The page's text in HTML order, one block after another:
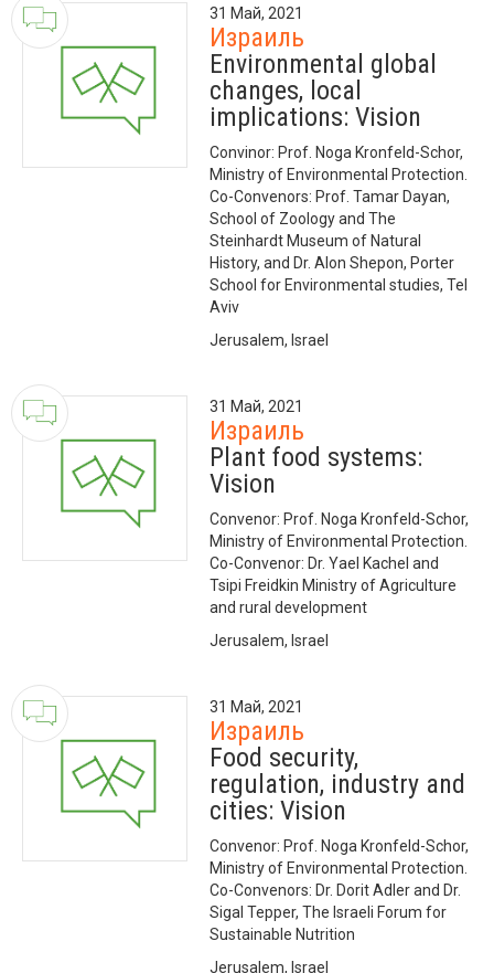
31 Май, 2021
Израиль
Environmental global
changes, local
implications: Vision
Convinor: Prof. Noga Kronfeld-Schor,
Ministry of Environmental Protection.
Co-Convenors: Prof. Tamar Dayan,
School of Zoology and The
Steinhardt Museum of Natural
History, and Dr. Alon Shepon, Porter
School for Environmental studies, Tel
Aviv
Jerusalem, Israel
31 Май, 2021
Израиль
Plant food systems:
Vision
Convenor: Prof. Noga Kronfeld-Schor,
Ministry of Environmental Protection.
Co-Convenor: Dr. Yael Kachel and
Tsipi Freidkin Ministry of Agriculture
and rural development
Jerusalem, Israel
31 Май, 2021
Израиль
Food security,
regulation, industry and
cities: Vision
Convenor: Prof. Noga Kronfeld-Schor,
Ministry of Environmental Protection.
Co-Convenors: Dr. Dorit Adler and Dr.
Sigal Tepper, The Israeli Forum for
Sustainable Nutrition
Jerusalem, Israel